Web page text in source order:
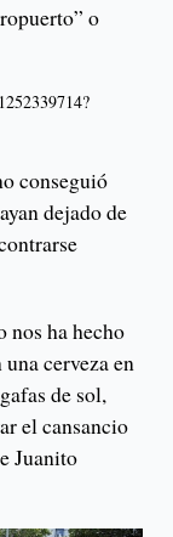
o
conseguió
dejado de
nos ha hecho
cerveza en
de sol,
el cansancio
Juanito